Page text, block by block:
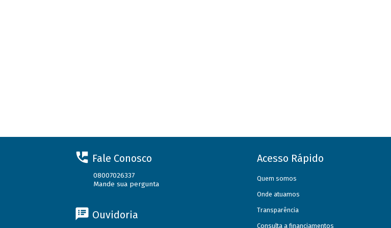
Fale Conosco
08007026337
Mande sua pergunta
Ouvidoria
Acesso Rápido
Quem somos
Onde atuamos
Transparência
Consulta a financiamentos